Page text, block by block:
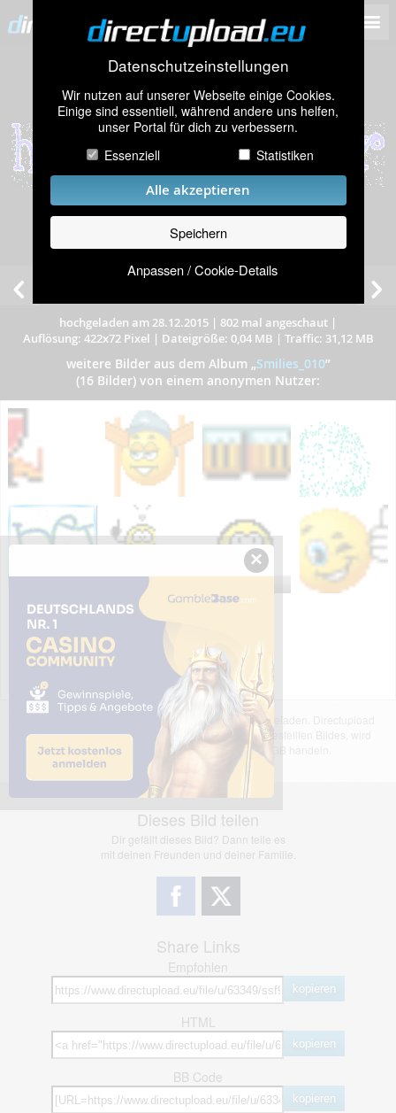
Datenschutzeinstellungen
Wir nutzen auf unserer Webseite einige Cookies.
Einige sind essentiell, während andere uns helfen,
unser Portal für dich zu verbessern.
Essenziell
Statistiken
Alle akzeptieren
Speichern
Anpassen / Cookie-Details
Neujahr Happy New Year Schriftzug
hochgeladen am 28.12.2015 | 802 mal angeschaut |
Auflösung: 422x72 Pixel | Dateigröße: 0,04 MB | Traffic: 31,12 MB
weitere Bilder aus dem Album „Smilies_010”
(16 Bilder) von einem anonymen Nutzer:
Das dargestellte Bild wurde von einem Nutzer hochgeladen. Directupload
übernimmt keinerlei Haftung für den Inhalt des dargestellten Bildes, wird
jedoch bei Verstößen nach §2(3) unserer AGB handeln.
Dieses Bild teilen
Dir gefällt dieses Bild? Dann teile es
mit deinen Freunden und deiner Familie.
Share Links
Empfohlen
kopieren
HTML
kopieren
BB Code
kopieren
×